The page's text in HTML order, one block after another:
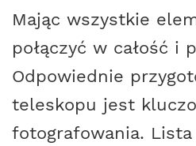
Mając wszystkie
połączyć w całość i
Odpowiednie
teleskopu jest
fotografowania.